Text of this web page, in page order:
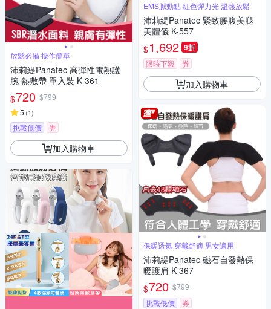
放鬆必備 操作簡單
沛莉緹Panatec 高彈性電熱護
腕 熱敷帶 單入裝 K-361
$720 $799
5 (1)
挑戰低價 券
加入購物車
EMS脈動點 紅色彈力光 溫熱放鬆
沛莉緹Panatec 緊致腰腹美腿
美體儀 K-557
$1,692 9折
限時下殺 券
加入購物車
保暖透氣 穿戴舒適 男女適用
沛莉緹Panatec 磁石自發熱保
暖護肩 K-367
$720 $799
挑戰低價
券